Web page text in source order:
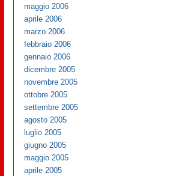
maggio 2006
aprile 2006
marzo 2006
febbraio 2006
gennaio 2006
dicembre 2005
novembre 2005
ottobre 2005
settembre 2005
agosto 2005
luglio 2005
giugno 2005
maggio 2005
aprile 2005